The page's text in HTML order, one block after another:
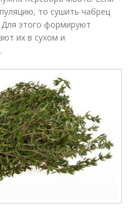
то сушить чабрец
этого формируют
их в сухом и